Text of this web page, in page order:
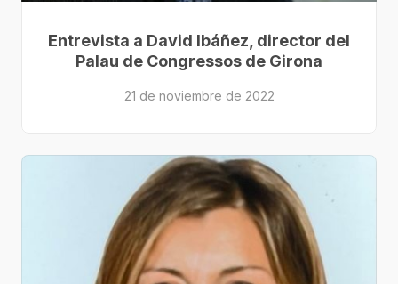
Entrevista a David Ibáñez, director del
Palau de Congressos de Girona
21 de noviembre de 2022